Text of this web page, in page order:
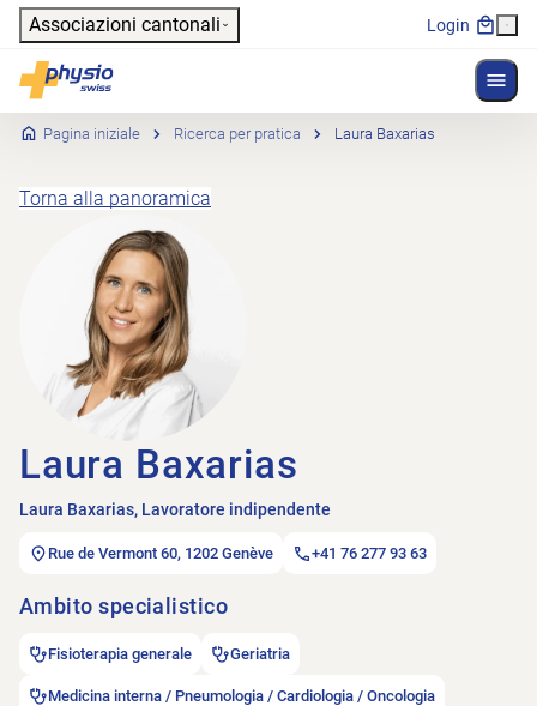
Header
Associazioni cantonali Login
Physioswiss
Navigazione principale
Pagina iniziale Ricerca per pratica Laura Baxarias
Torna alla panoramica
Laura Baxarias
Laura Baxarias, Lavoratore indipendente
Rue de Vermont 60, 1202 Genève +41 76 277 93 63
Ambito specialistico
Fisioterapia generale Geriatria
Medicina interna / Pneumologia / Cardiologia / Oncologia